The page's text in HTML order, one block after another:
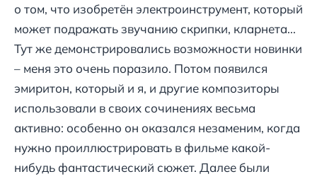
о том, что изобретён электроинструмент, который
может подражать звучанию скрипки, кларнета...
Тут же демонстрировались возможности новинки
– меня это очень поразило. Потом появился
эмиритон, который и я, и другие композиторы
использовали в своих сочинениях весьма
активно: особенно он оказался незаменим, когда
нужно проиллюстрировать в фильме какой-
нибудь фантастический сюжет. Далее были